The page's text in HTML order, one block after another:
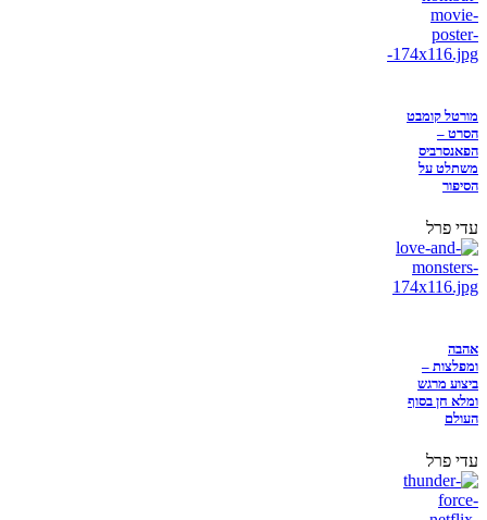
מורטל קומבט
הסרט –
הפאנסרביס
משתלט על
הסיפור
עדי פרל
אהבה
ומפלצות –
ביצוע מרגש
ומלא חן בסוף
העולם
עדי פרל